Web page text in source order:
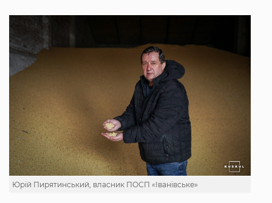
Юрій Пирятинський, власник ПОСП «Іванівське»